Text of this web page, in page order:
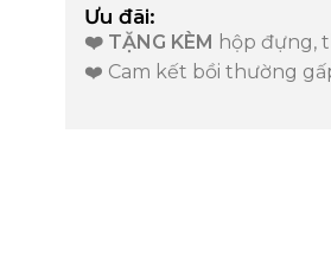
Ưu đãi:
❤️ TẶNG KÈM hộp đựng,
❤️ Cam kết bồi thường